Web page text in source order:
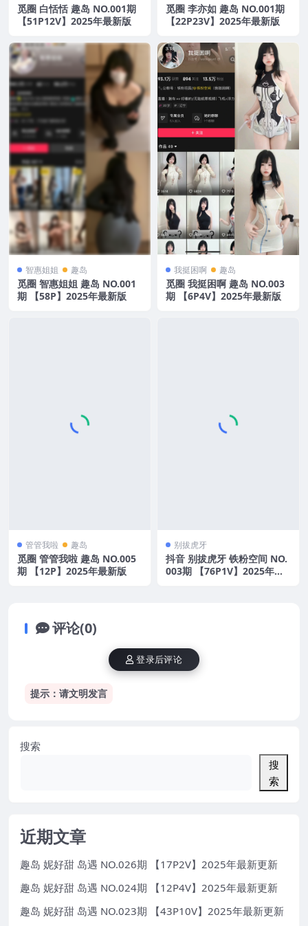
觅圈 白恬恬 趣岛 NO.001期
【51P12V】2025年最新版
觅圈 李亦如 趣岛 NO.001期
【22P23V】2025年最新版
智惠姐姐 趣岛
觅圈 智惠姐姐 趣岛 NO.001
期 【58P】2025年最新版
我挺困啊 趣岛
觅圈 我挺困啊 趣岛 NO.003
期 【6P4V】2025年最新版
管管我啦 趣岛
觅圈 管管我啦 趣岛 NO.005
期 【12P】2025年最新版
别拔虎牙
抖音 别拔虎牙 铁粉空间 NO.
003期 【76P1V】2025年最
评论(0)
提示：请文明发言
登录后评论
搜索
搜
索
近期文章
趣岛 妮好甜 岛遇 NO.026期 【17P2V】2025年最新更新
趣岛 妮好甜 岛遇 NO.024期 【12P4V】2025年最新更新
趣岛 妮好甜 岛遇 NO.023期 【43P10V】2025年最新更新